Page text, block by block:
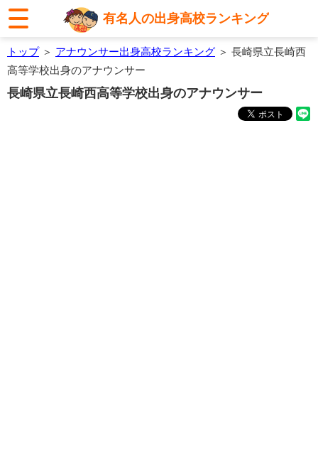
有名人の出身高校ランキング
トップ＞ アナウンサー出身高校ランキング ＞ 長崎県立長崎西
高等学校出身のアナウンサー
長崎県立長崎西高等学校出身のアナウンサー